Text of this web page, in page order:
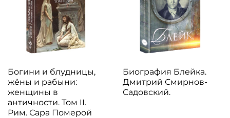
Богини и блудницы,
жёны и рабыни:
женщины в
античности. Том II.
Рим. Сара Померой
Биография Блейка.
Дмитрий Смирнов-
Садовский.